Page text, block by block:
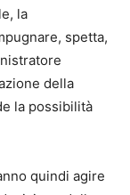
la
spetta,
della
la possibilità
quindi agire